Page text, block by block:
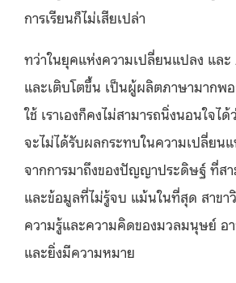
การเรียนก็ไม่เสียเปล่า
ทว่าในยุคแห่งความเปลี่ยนแปลง แล
และเติบโตขึ้น เป็นผู้ผลิตภาษามากพ
ใช้ เราเองก็คงไม่สามารถนิ่งนอนใจไ
จะไม่ได้รับผลกระทบในความเปลี่ยน
จากการมาถึงของปัญญาประดิษฐ์ ที่ส
และข้อมูลที่ไม่รู้จบ แม้นในที่สุด สาขา
ความรู้และความคิดของมวลมนุษย์ อ
และยิ่งมีความหมาย